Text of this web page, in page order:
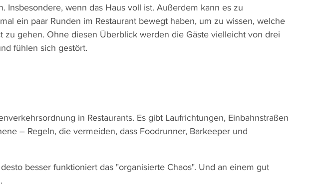
Insbesondere, wenn das Haus voll ist. Außerdem kann es zu
ein paar Runden im Restaurant bewegt haben, um zu wissen, welche
gehen. Ohne diesen Überblick werden die Gäste vielleicht von drei
fühlen sich gestört.
in Restaurants. Es gibt Laufrichtungen, Einbahnstraßen
– Regeln, die vermeiden, dass Foodrunner, Barkeeper und
besser funktioniert das "organisierte Chaos". Und an einem gut